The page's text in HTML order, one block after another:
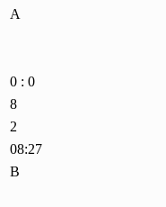
A
0 : 0
8
2
08:27
B